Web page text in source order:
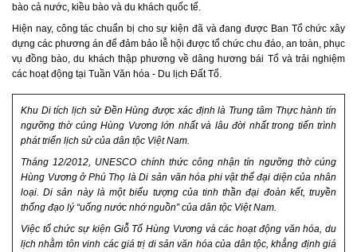
bào cả nước, kiều bào và du khách quốc tế.
Hiện nay, công tác chuẩn bị cho sự kiện đã và đang được Ban Tổ chức xây
dựng các phương án để đảm bảo lễ hội được tổ chức chu đáo, an toàn, phục
vụ đồng bào, du khách thập phương về dâng hương bái Tổ và trải nghiệm
các hoạt động tại Tuần Văn hóa - Du lịch Đất Tổ.
Khu Di tích lịch sử Đền Hùng được xác định là Trung tâm Thực hành tín
ngưỡng thờ cúng Hùng Vương lớn nhất và lâu đời nhất trong tiến trình
phát triển lịch sử của dân tộc Việt Nam.
Tháng 12/2012, UNESCO chính thức công nhận tín ngưỡng thờ cúng
Hùng Vương ở Phú Thọ là Di sản văn hóa phi vật thể đại diện của nhân
loại. Di sản này là một biểu tượng của tinh thần đại đoàn kết, truyền
thống đạo lý “uống nước nhớ nguồn” của dân tộc Việt Nam.
Việc tổ chức sự kiện Giỗ Tổ Hùng Vương và các hoạt động văn hóa, du
lịch nhằm tôn vinh các giá trị di sản văn hóa của dân tộc, khẳng định giá